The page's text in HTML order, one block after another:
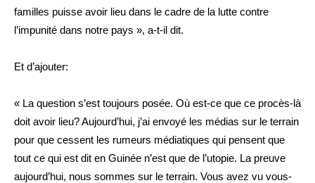
familles puisse avoir lieu dans le cadre de la lutte contre
l’impunité dans notre pays », a-t-il dit.
Et d’ajouter:
« La question s’est toujours posée. Où est-ce que ce procès-là
doit avoir lieu? Aujourd’hui, j’ai envoyé les médias sur le terrain
pour que cessent les rumeurs médiatiques qui pensent que
tout ce qui est dit en Guinée n’est que de l’utopie. La preuve
aujourd’hui, nous sommes sur le terrain. Vous avez vu vous-